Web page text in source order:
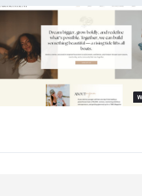
Mignon Hunt